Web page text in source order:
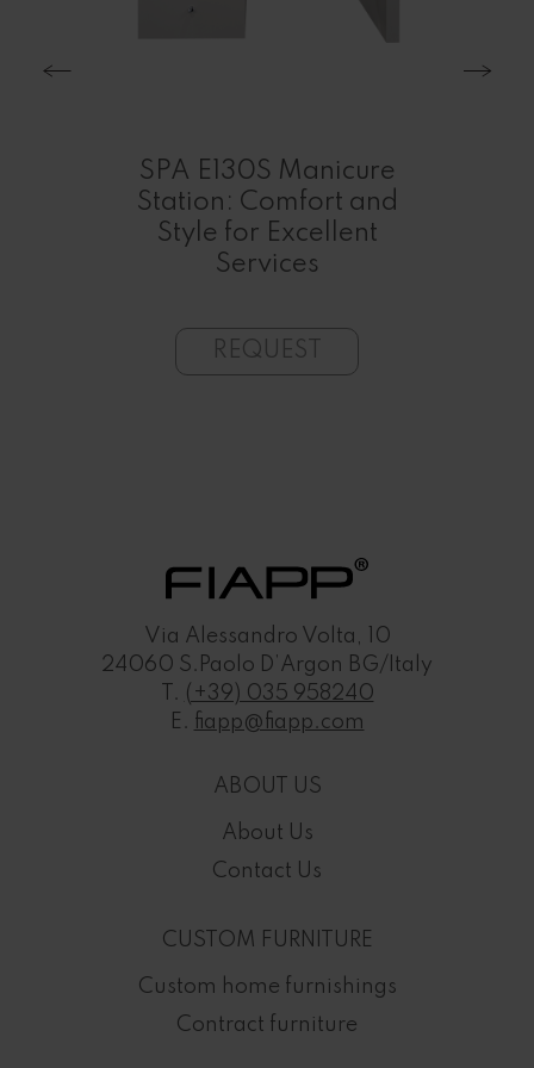
SPA E130S Manicure
Station: Comfort and
Style for Excellent
Services
REQUEST
Via Alessandro Volta, 10
24060 S.Paolo D’Argon BG/Italy
T. (+39) 035 958240
E. fiapp@fiapp.com
ABOUT US
About Us
Contact Us
CUSTOM FURNITURE
Custom home furnishings
Contract furniture